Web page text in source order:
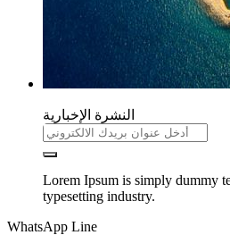
النشرة الإخبارية
Lorem Ipsum is simply dummy
typesetting industry.
WhatsApp Line